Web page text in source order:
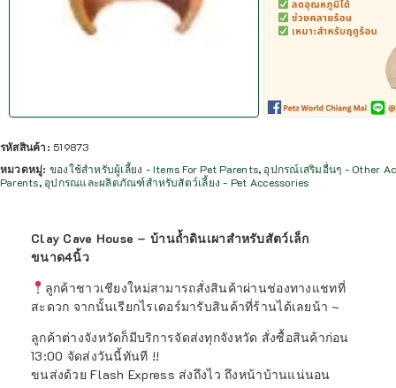
รหัสสินค้า: 519873
หมวดหมู่: ของใช้สำหรับผู้เลี้ยง - Items For Pet Parents, อุปกรณ์เสริมอื่นๆ - Other
Parents, อุปกรณและผลิตภัณฑ์สำหรับสัตว์เลี้ยง - Pet Accessories
Clay Cave House – บ้านถ้ำดินเผาสำหรับสัตว์เล็ก
ขนาด4นิ้ว
ลูกค้าชาวเชียงใหม่สามารถสั่งสินค้าผ่านช่องทางแชทที่
สะดวก จากนั้นเรียกไรเดอร์มารับสินค้าที่ร้านได้เลยน้า ~
ลูกค้าต่างจังหวัดก็มีบริการจัดส่งทุกจังหวัด สั่งซื้อสินค้าก่อน
13:00 จัดส่งวันนี้ทันที !!
ขนส่งด้วย Flash Express ส่งถึงไว ถึงหน้าบ้านแน่นอน